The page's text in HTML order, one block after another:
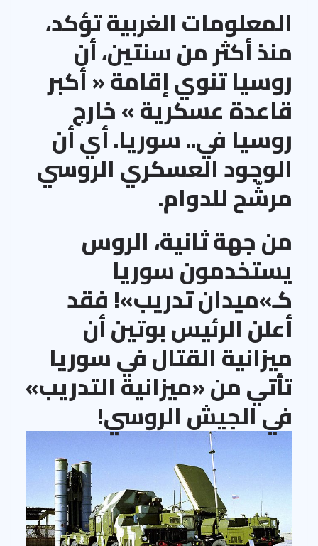
المعلومات الغربية تؤكد،
منذ أكثر من سنتين، أن
روسيا تنوي إقامة « أكبر
قاعدة عسكرية » خارج
روسيا في.. سوريا. أي أن
الوجود العسكري الروسي
مرشّح للدوام.
من جهة ثانية، الروس
يستخدمون سوريا
كـ»ميدان تدريب»! فقد
أعلن الرئيس بوتين أن
ميزانية القتال في سوريا
تأتي من «ميزانية التدريب»
في الجيش الروسي!